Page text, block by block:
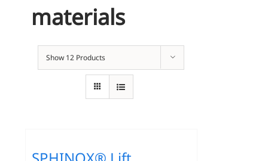
materials
Show 12 Products